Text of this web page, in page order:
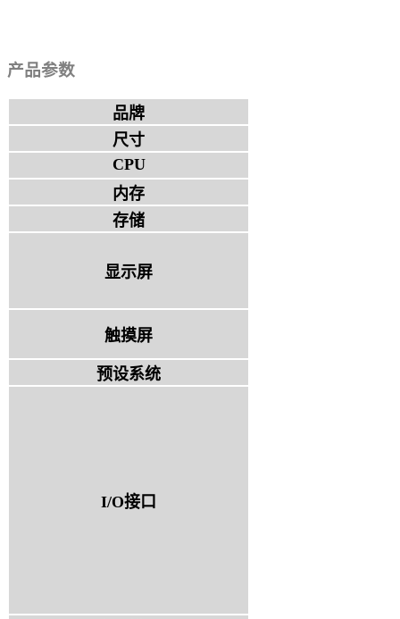
产品参数
品牌
尺寸
CPU
内存
存储
显示屏
触摸屏
预设系统
I/O接口